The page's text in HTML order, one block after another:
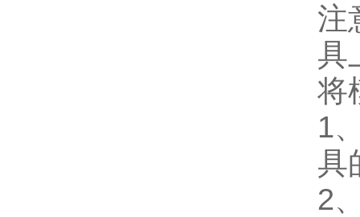
注
具
将
1
具
2